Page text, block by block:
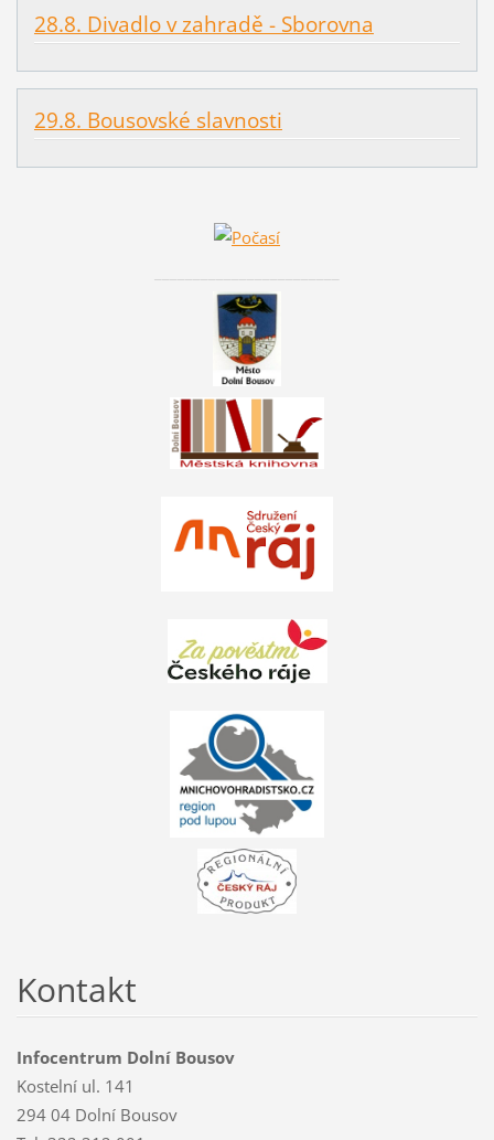
28.8. Divadlo v zahradě - Sborovna
29.8. Bousovské slavnosti
Kontakt
Infocentrum Dolní Bousov
Kostelní ul. 141
294 04 Dolní Bousov